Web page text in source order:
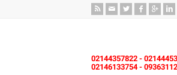
مشاوره و فروش: 02144453235 - 02144357822